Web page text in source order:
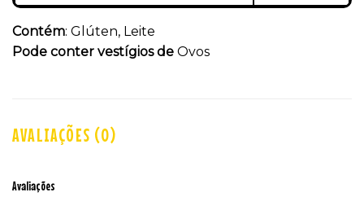
Contém: Glúten, Leite
Pode conter vestígios de Ovos
AVALIAÇÕES (0)
Avaliações